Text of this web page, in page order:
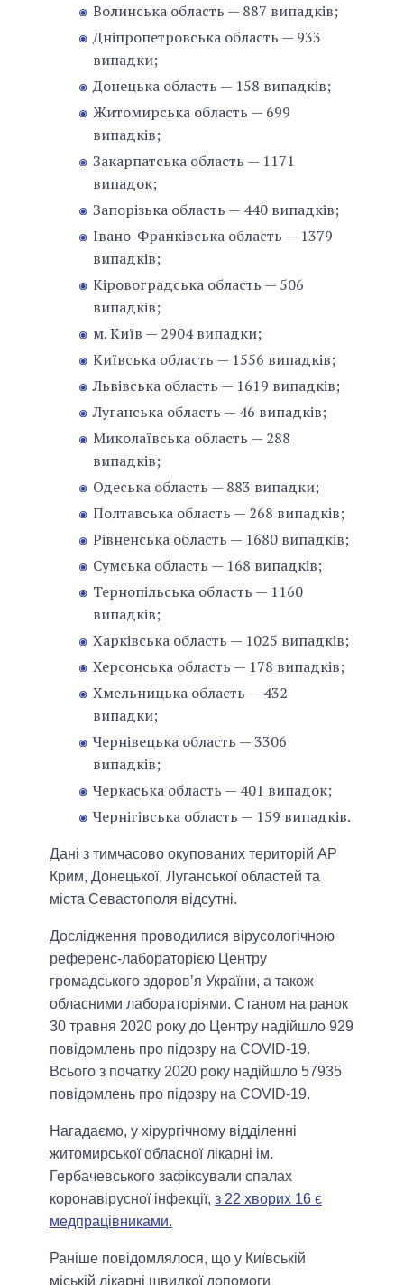
Волинська область — 887 випадків;
Дніпропетровська область — 933
випадки;
Донецька область — 158 випадків;
Житомирська область — 699
випадків;
Закарпатська область — 1171
випадок;
Запорізька область — 440 випадків;
Івано-Франківська область — 1379
випадків;
Кіровоградська область — 506
випадків;
м. Київ — 2904 випадки;
Київська область — 1556 випадків;
Львівська область — 1619 випадків;
Луганська область — 46 випадків;
Миколаївська область — 288
випадків;
Одеська область — 883 випадки;
Полтавська область — 268 випадків;
Рівненська область — 1680 випадків;
Сумська область — 168 випадків;
Тернопільська область — 1160
випадків;
Харківська область — 1025 випадків;
Херсонська область — 178 випадків;
Хмельницька область — 432
випадки;
Чернівецька область — 3306
випадків;
Черкаська область — 401 випадок;
Чернігівська область — 159 випадків.
Дані з тимчасово окупованих територій АР
Крим, Донецької, Луганської областей та
міста Севастополя відсутні.
Дослідження проводилися вірусологічною
референс-лабораторією Центру
громадського здоров’я України, а також
обласними лабораторіями. Станом на ранок
30 травня 2020 року до Центру надійшло 929
повідомлень про підозру на COVID-19.
Всього з початку 2020 року надійшло 57935
повідомлень про підозру на COVID-19.
Нагадаємо, у хірургічному відділенні
житомирської обласної лікарні ім.
Гербачевського зафіксували спалах
коронавірусної інфекції, з 22 хворих 16 є
медпрацівниками.
Раніше повідомлялося, що у Київській
міській лікарні швидкої допомоги